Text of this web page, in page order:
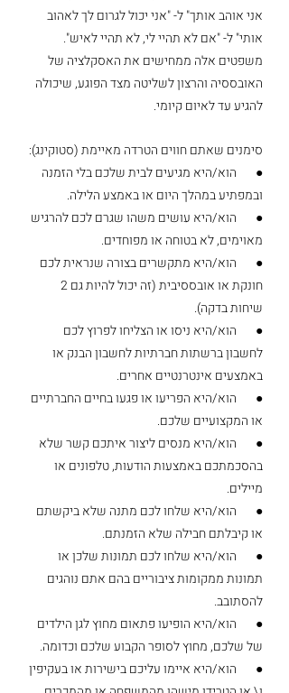
אני אוהב אותך" ל- "אני יכול לגרום לך לאהוב
אותי" ל- "אם לא תהיי לי, לא תהיי לאיש".
משפטים אלה ממחישים את האסקלציה של
האובססיה והרצון לשליטה מצד הפוגע, שיכולה
להגיע עד לאיום קיומי.
סימנים שאתם חווים הטרדה מאיימת (סטוקינג):
●       הוא/היא מגיעים לבית שלכם בלי הזמנה
ובמפתיע במהלך היום או באמצע הלילה.
●       הוא/היא עושים משהו שגרם לכם להרגיש
מאוימים, לא בטוחה או מפוחדים.
●       הוא/היא מתקשרים בצורה שנראית לכם
שיחות בדקה).
●       הוא/היא ניסו או הצליחו לפרוץ לכם
לחשבון ברשתות חברתיות לחשבון הבנק או
באמצעים אינטרנטיים אחרים.
●       הוא/היא הפריעו או פגעו בחיים החברתיים
או המקצועיים שלכם.
●       הוא/היא מנסים ליצור איתכם קשר שלא
בהסכמתכם באמצעות הודעות, טלפונים או
מיילים.
●       הוא/היא שלחו לכם מתנה שלא ביקשתם
או קיבלתם חבילה שלא הזמנתם.
●       הוא/היא שלחו לכם תמונות שלכן או
תמונות ממקומות ציבוריים בהם אתם נוהגים
להסתובב.
●       הוא/היא הופיעו פתאום מחוץ לגן הילדים
של שלכם, מחוץ לסופר הקבוע שלכם וכדומה.
●       הוא/היא איימו עליכם בישירות או בעקיפין